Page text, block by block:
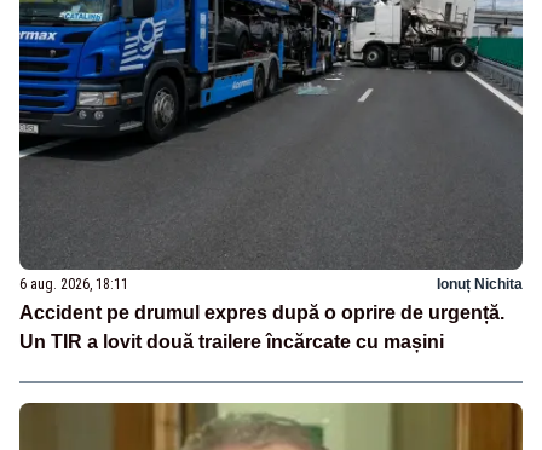
6 aug. 2026, 18:11 Ionuț Nichita
Accident pe drumul expres după o oprire de urgență.
Un TIR a lovit două trailere încărcate cu mașini